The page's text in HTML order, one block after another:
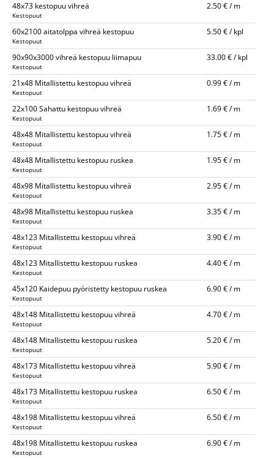
48x73 kestopuu vihreä
Kestopuut
2.50 € / m
60x2100 aitatolppa vihreä kestopuu
Kestopuut
5.50 € / kpl
90x90x3000 vihreä kestopuu liimapuu
Kestopuut
33.00 € / kpl
21x48 Mitallistettu kestopuu vihreä
Kestopuut
0.99 € / m
22x100 Sahattu kestopuu vihreä
Kestopuut
1.69 € / m
48x48 Mitallistettu kestopuu vihreä
Kestopuut
1.75 € / m
48x48 Mitallistettu kestopuu ruskea
Kestopuut
1.95 € / m
48x98 Mitallistettu kestopuu vihreä
Kestopuut
2.95 € / m
48x98 Mitallistettu kestopuu ruskea
Kestopuut
3.35 € / m
48x123 Mitallistettu kestopuu vihreä
Kestopuut
3.90 € / m
48x123 Mitallistettu kestopuu ruskea
Kestopuut
4.40 € / m
45x120 Kaidepuu pyöristetty kestopuu ruskea
Kestopuut
6.90 € / m
48x148 Mitallistettu kestopuu vihreä
Kestopuut
4.70 € / m
48x148 Mitallistettu kestopuu ruskea
Kestopuut
5.20 € / m
48x173 Mitallistettu kestopuu vihreä
Kestopuut
5.90 € / m
48x173 Mitallistettu kestopuu ruskea
Kestopuut
6.50 € / m
48x198 Mitallistettu kestopuu vihreä
Kestopuut
6.50 € / m
48x198 Mitallistettu kestopuu ruskea
Kestopuut
6.90 € / m